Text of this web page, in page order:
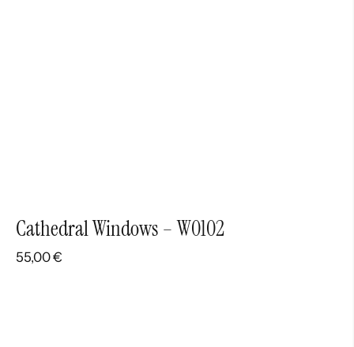
Cathedral Windows – W0102
55,00€